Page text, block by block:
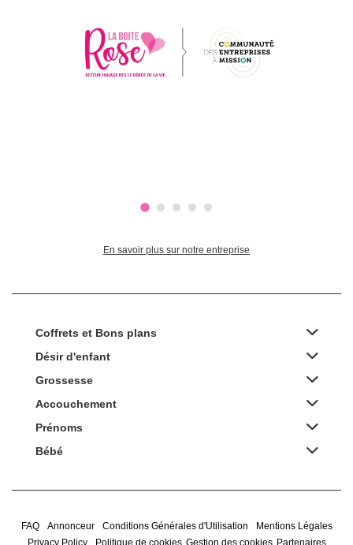
En savoir plus sur notre entreprise
Coffrets et Bons plans
Désir d'enfant
Grossesse
Accouchement
Prénoms
Bébé
FAQ Annonceur Conditions Générales d'Utilisation
Mentions Légales
Privacy Policy
Politique de cookies Gestion des cookies Partenaires